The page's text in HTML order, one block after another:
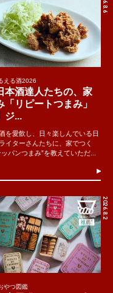
える酒2026
本酒達人たちの、家
「リピートつまみ」
ジ...
を愛飲し、日々楽しんでいる日
イターさんたちに、家でつく
ッパンつまみ”を教えていただ...
2026.8.2
やつ図鑑